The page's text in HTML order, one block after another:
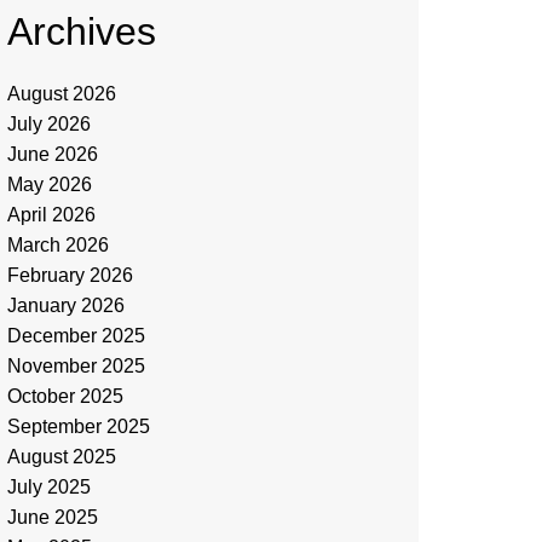
Archives
August 2026
July 2026
June 2026
May 2026
April 2026
March 2026
February 2026
January 2026
December 2025
November 2025
October 2025
September 2025
August 2025
July 2025
June 2025